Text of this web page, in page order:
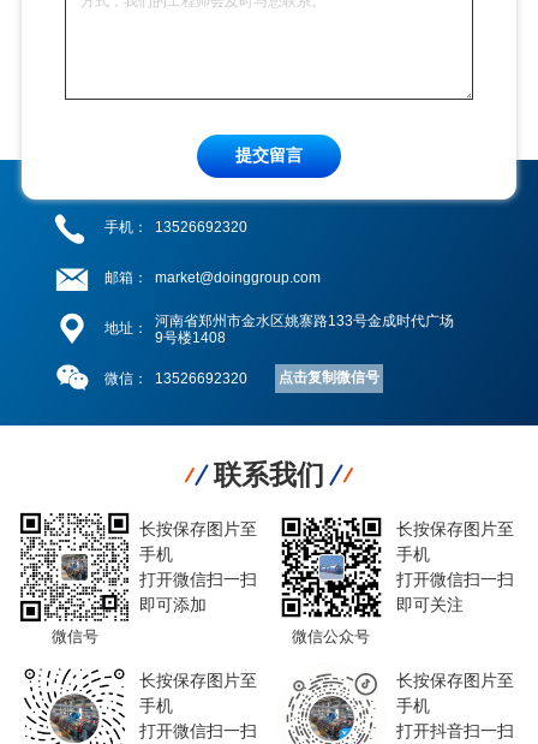
提交留言
手机： 13526692320
邮箱： market@doinggroup.com
地址：
河南省郑州市金水区姚寨路133号金成时代广场
9号楼1408
微信： 13526692320 点击复制微信号
联系我们
微信号
长按保存图片至
手机
打开微信扫一扫
即可添加
微信公众号
长按保存图片至
手机
打开微信扫一扫
即可关注
长按保存图片至
手机
打开微信扫一扫
长按保存图片至
手机
打开抖音扫一扫